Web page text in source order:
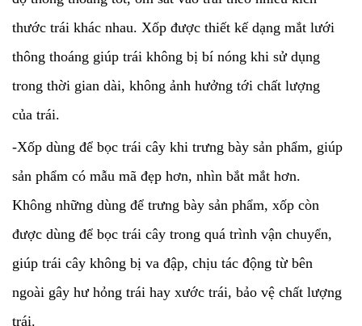
thước trái khác nhau. Xốp được thiết kế dạng mắt lưới
thông thoáng giúp trái không bị bí nóng khi sử dụng
trong thời gian dài, không ảnh hưởng tới chất lượng
của trái.
-Xốp dùng để bọc trái cây khi trưng bày sản phẩm, giúp
sản phẩm có mẫu mã đẹp hơn, nhìn bắt mắt hơn.
Không những dùng để trưng bày sản phẩm, xốp còn
được dùng để bọc trái cây trong quá trình vận chuyển,
giúp trái cây không bị va đập, chịu tác động từ bên
ngoài gây hư hỏng trái hay xước trái, bảo vệ chất lượng
trái.